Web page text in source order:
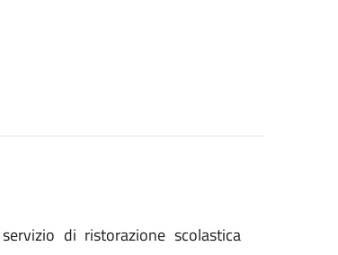
di ristorazione scolastica